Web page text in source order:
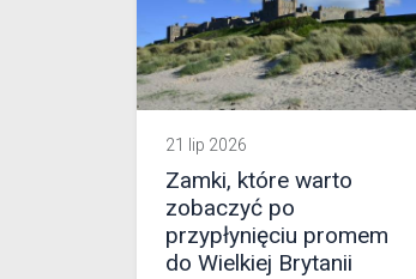
21 lip 2026
Zamki, które warto
zobaczyć po
przypłynięciu promem
do Wielkiej Brytanii